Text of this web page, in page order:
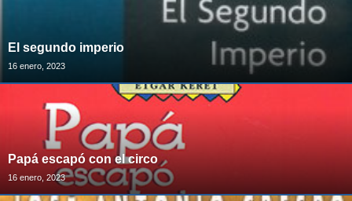
El segundo imperio
16 enero, 2023
Papá escapó con el circo
16 enero, 2023